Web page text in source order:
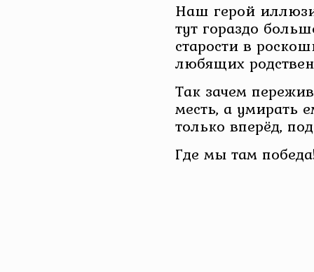
Наш герой
тут гораздо
старости в
любящих
Так зачем
месть, а умирать
только вперёд,
Где мы там